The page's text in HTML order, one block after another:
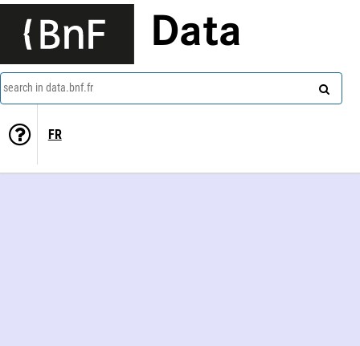
Data
search in data.bnf.fr
FR